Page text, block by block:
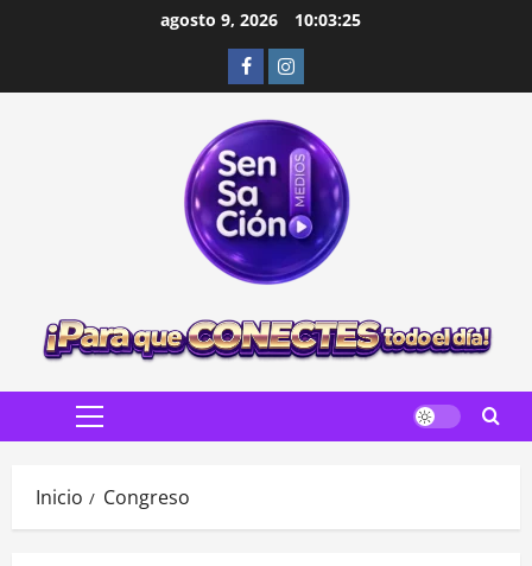
agosto 9, 2026 10:03:26
FacebookInstagram
Menú
Inicio Congreso